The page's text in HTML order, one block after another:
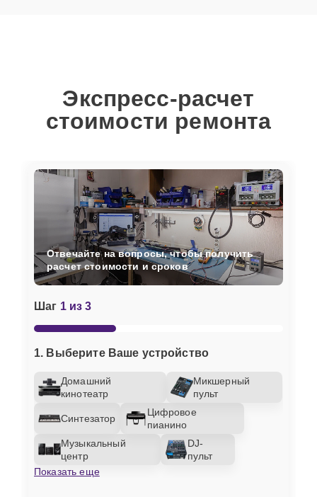
Экспресс-расчет
стоимости ремонта
Шаг 1 из 3
1. Выберите Ваше устройство
Домашний
кинотеатр
Микшерный
пульт
Синтезатор
Цифровое
пианино
Музыкальный
центр
DJ-
пульт
Показать еще
Отвечайте на вопросы, чтобы получить
расчет стоимости и сроков